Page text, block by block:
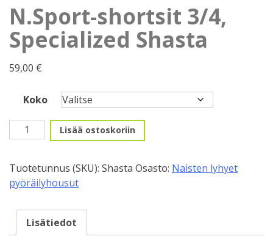
N.Sport-shortsit 3/4,
Specialized Shasta
59,00 €
Koko
N.Sport-
shortsit
Specialized
Shasta
Lisää ostoskoriin
Tuotetunnus (SKU): Shasta Osasto: Naisten lyhyet
pyöräilyhousut
Lisätiedot